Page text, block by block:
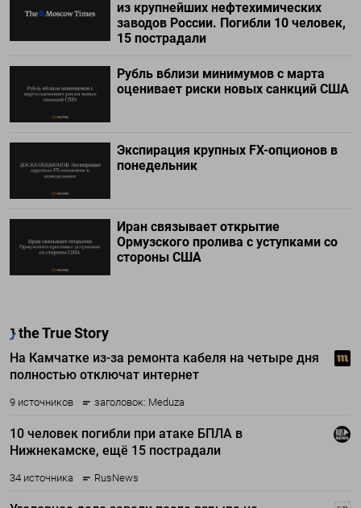
из крупнейших нефтехимических
заводов России. Погибли 10 человек,
15 пострадали
Рубль вблизи минимумов с марта
оценивает риски новых санкций США
Экспирация крупных FX-опционов в
понедельник
Иран связывает открытие
Ормузского пролива с уступками со
стороны США